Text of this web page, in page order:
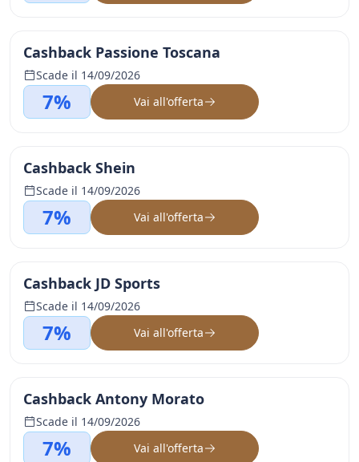
Cashback Passione Toscana
Scade il 14/09/2026
7% Vai all'offerta
Cashback Shein
Scade il 14/09/2026
7% Vai all'offerta
Cashback JD Sports
Scade il 14/09/2026
7% Vai all'offerta
Cashback Antony Morato
Scade il 14/09/2026
7% Vai all'offerta